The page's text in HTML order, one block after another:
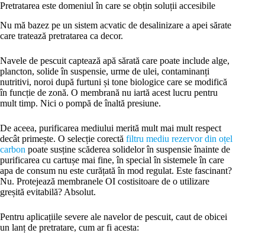
Pretratarea este domeniul în care se obțin soluții accesibile
Nu mă bazez pe un sistem acvatic de desalinizare a apei sărate
care tratează pretratarea ca decor.
Navele de pescuit captează apă sărată care poate include alge,
plancton, solide în suspensie, urme de ulei, contaminanți
nutritivi, noroi după furtuni și tone biologice care se modifică
în funcție de zonă. O membrană nu iartă acest lucru pentru
mult timp. Nici o pompă de înaltă presiune.
De aceea, purificarea mediului merită mult mai mult respect
decât primește. O selecție corectă filtru mediu rezervor din oțel
carbon poate susține scăderea solidelor în suspensie înainte de
purificarea cu cartușe mai fine, în special în sistemele în care
apa de consum nu este curățată în mod regulat. Este fascinant?
Nu. Protejează membranele OI costisitoare de o utilizare
greșită evitabilă? Absolut.
Pentru aplicațiile severe ale navelor de pescuit, caut de obicei
un lanț de pretratare, cum ar fi acesta: